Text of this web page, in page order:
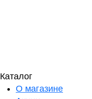
Каталог
О магазине